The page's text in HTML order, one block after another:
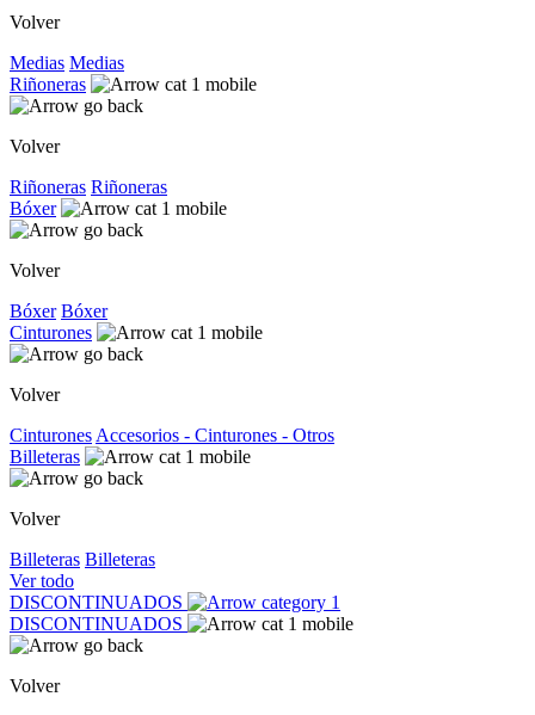
Volver
Medias Medias
Riñoneras
Volver
Riñoneras Riñoneras
Bóxer
Volver
Bóxer Bóxer
Cinturones
Volver
Cinturones Accesorios - Cinturones - Otros
Billeteras
Volver
Billeteras Billeteras
Ver todo
DISCONTINUADOS
DISCONTINUADOS
Volver